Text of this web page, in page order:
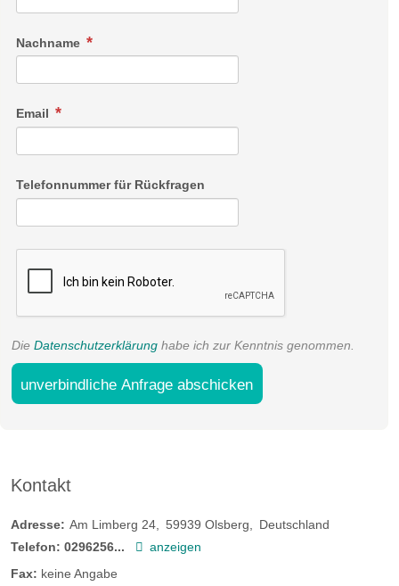
Nachname
Email
Telefonnummer für Rückfragen
Die Datenschutzerklärung habe ich zur Kenntnis genommen.
unverbindliche Anfrage abschicken
Kontakt
Adresse: Am Limberg 24 59939 Olsberg
Deutschland
Telefon: 0296256...
anzeigen
Fax: keine Angabe